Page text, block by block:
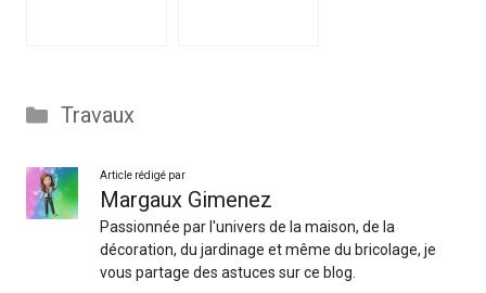
Catégories
Travaux
Article rédigé par
Margaux Gimenez
Passionnée par l'univers de la maison, de la
décoration, du jardinage et même du bricolage, je
vous partage des astuces sur ce blog.